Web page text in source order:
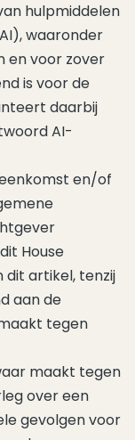
hulpmiddelen
waaronder
en voor zover
is voor de
daarbij
AI-
en/of
House
dit artikel, tenzij
aan de
tegen
maakt tegen
over een
gevolgen voor